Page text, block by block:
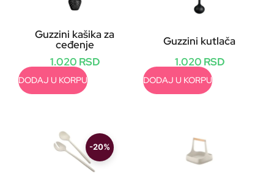
Guzzini kašika za
ceđenje
1.020 RSD
DODAJ U KORPU
Guzzini kutlača
1.020 RSD
DODAJ U KORPU
-20%